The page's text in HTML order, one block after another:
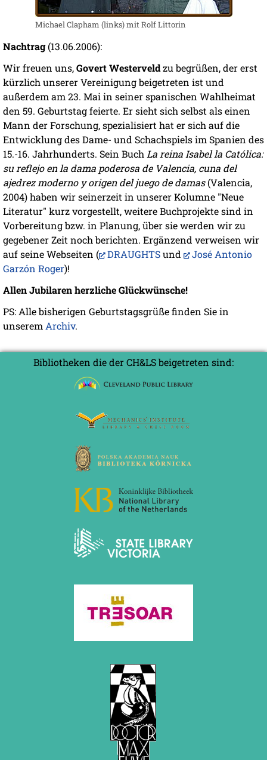
Michael Clapham (links) mit Rolf Littorin
Nachtrag(13.06.2006):
Wir freuen uns,Govert Westerveldzu begrüßen, der erst
kürzlich unserer Vereinigung beigetreten ist und
außerdem am 23. Mai in seiner spanischen Wahlheimat
den 59. Geburtstag feierte. Er sieht sich selbst als einen
Mann der Forschung, spezialisiert hat er sich auf die
Entwicklung des Dame- und Schachspiels im Spanien des
15.-16. Jahrhunderts. Sein Buch La reina Isabel la Católica:
su reflejo en la dama poderosa de Valencia, cuna del
ajedrez moderno y origen del juego de damas(Valencia,
2004) haben wir seinerzeit in unserer Kolumne "Neue
Literatur" kurz vorgestellt, weitere Buchprojekte sind in
Vorbereitung bzw. in Planung, über sie werden wir zu
gegebener Zeit noch berichten. Ergänzend verweisen wir
auf seine Webseiten (
DRAUGHTSund
José Antonio
Garzón Roger)!
Allen Jubilaren herzliche Glückwünsche!
PS: Alle bisherigen Geburtstagsgrüße finden Sie in
unserem Archiv.
Bibliotheken die der CH&LS beigetreten sind: